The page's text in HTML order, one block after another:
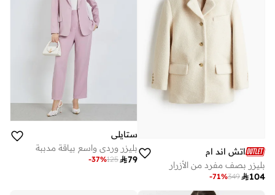
اتش اند ام
بليزر بصف مفرد من الأزرار
104
349
-71%
ستايلي
بليزر وردي واسع بياقة مدببة
79
125
-37%